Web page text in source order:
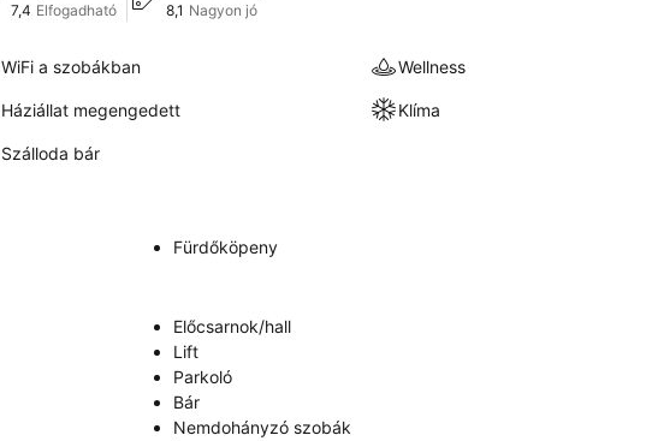
7,4 Elfogadható
8,1 Nagyon jó
WiFi a szobákban Wellness
Háziállat megengedett Klíma
Szálloda bár
Fürdőköpeny
Előcsarnok/hall
Lift
Parkoló
Bár
Nemdohányzó szobák